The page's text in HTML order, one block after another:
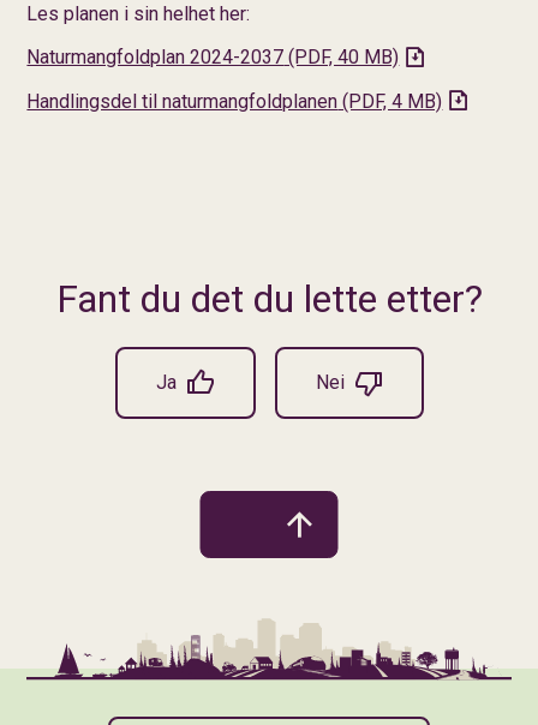
Les planen i sin helhet her:
Naturmangfoldplan 2024-2037 (PDF, 40 MB)
Handlingsdel til naturmangfoldplanen (PDF, 4 MB)
Fant du det du lette etter?
Ja Nei